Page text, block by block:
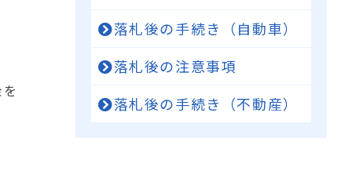
落札後の手続き（自動車）
落札後の注意事項
落札後の手続き（不動産）